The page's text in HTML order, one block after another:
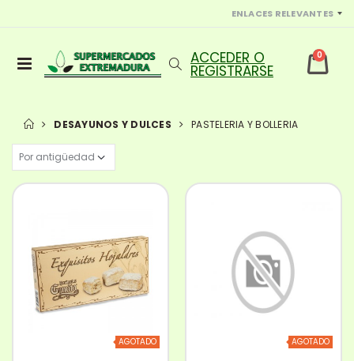
ENLACES RELEVANTES
0
DESAYUNOS Y DULCES PASTELERIA Y BOLLERIA
AGOTADO AGOTADO